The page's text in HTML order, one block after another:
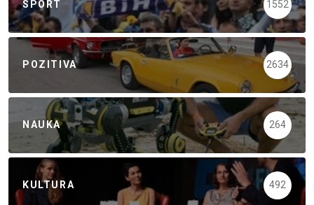
SPORT 1552
POZITIVA 2634
NAUKA 264
KULTURA 492